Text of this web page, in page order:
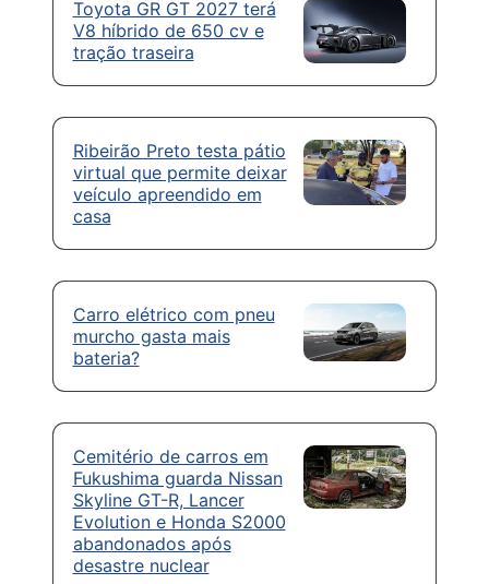
Toyota GR GT 2027 terá
V8 híbrido de 650 cv e
tração traseira
Ribeirão Preto testa pátio
virtual que permite deixar
veículo apreendido em
casa
Carro elétrico com pneu
murcho gasta mais
bateria?
Cemitério de carros em
Fukushima guarda Nissan
Skyline GT-R, Lancer
Evolution e Honda S2000
abandonados após
desastre nuclear